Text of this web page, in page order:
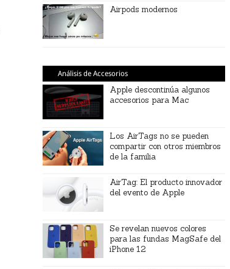
Airpods modernos
Análisis de Accesorios
Apple descontinúa algunos
accesorios para Mac
Los AirTags no se pueden
compartir con otros miembros
de la familia
AirTag: El producto innovador
del evento de Apple
Se revelan nuevos colores
para las fundas MagSafe del
iPhone 12